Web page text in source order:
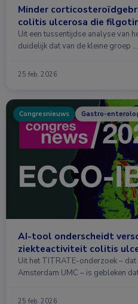
Minder
colitis ulcerosa die
Uit een tussentijdse analyse van
duidelijk dat van de kleine groep …
25 feb. 2026
Congresnieuws Gastro-
AI-tool onderscheidt
ziekteactiviteit colitis
Uit het TITRATE-onderzoek –
Amsterdam UMC – is gebleken
25 feb. 2026